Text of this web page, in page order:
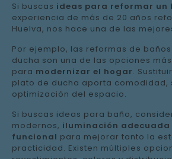
Si buscas ideas para reformar un
experiencia de más de 20 años
Huelva, nos hace una de las
Por ejemplo, las reformas de
ducha son una de las opciones
para modernizar el hogar.
plato de ducha aporta comodidad,
optimización del espacio.
Si buscas ideas para baño,
modernos, iluminación
funcional para mejorar tanto la
practicidad. Existen múltiples